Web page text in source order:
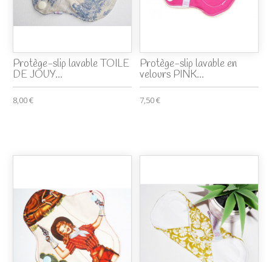
Protège-slip lavable TOILE
DE JOUY...
8,00 €
Protège-slip lavable en
velours PINK...
7,50 €